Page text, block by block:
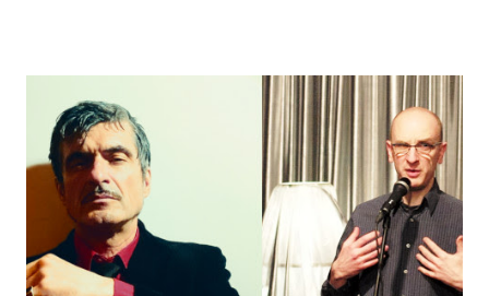
Krähe und ihn an, er die Krähe und mich, wir lächelten
gleichzeitig amüsiert. “Vorsicht!”, sagte ich zu ihm, “im
Wedding muss man immer aufpassen!” “Mach ich!”,
bestätigte der freundliche Nachbar, "Hab alles im Blick!”
Wir fixierten die ertappte Krähe, die sich zurückzog.
Heute ging sie leer aus, Abspann, Ende. Die Brauseboys am
Donnerstag, 4.6. (20 Uhr) Mit Mareike Barmeyer , Jobinski